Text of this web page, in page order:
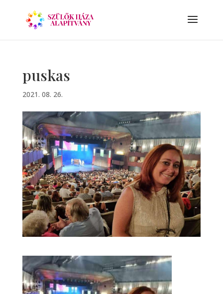
puskas
2021. 08. 26.